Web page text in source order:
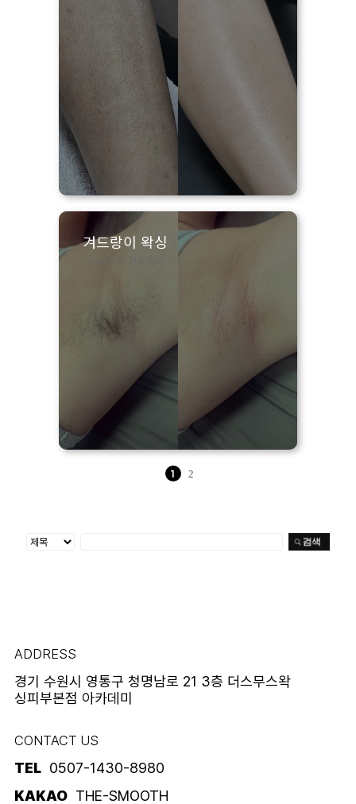
시술 부위: 다리
겨드랑이 왁싱
1 2
ADDRESS
경기 수원시 영통구 청명남로 21 3층 더스무스왁
싱피부본점 아카데미
CONTACT US
TEL 0507-1430-8980
KAKAO THE-SMOOTH